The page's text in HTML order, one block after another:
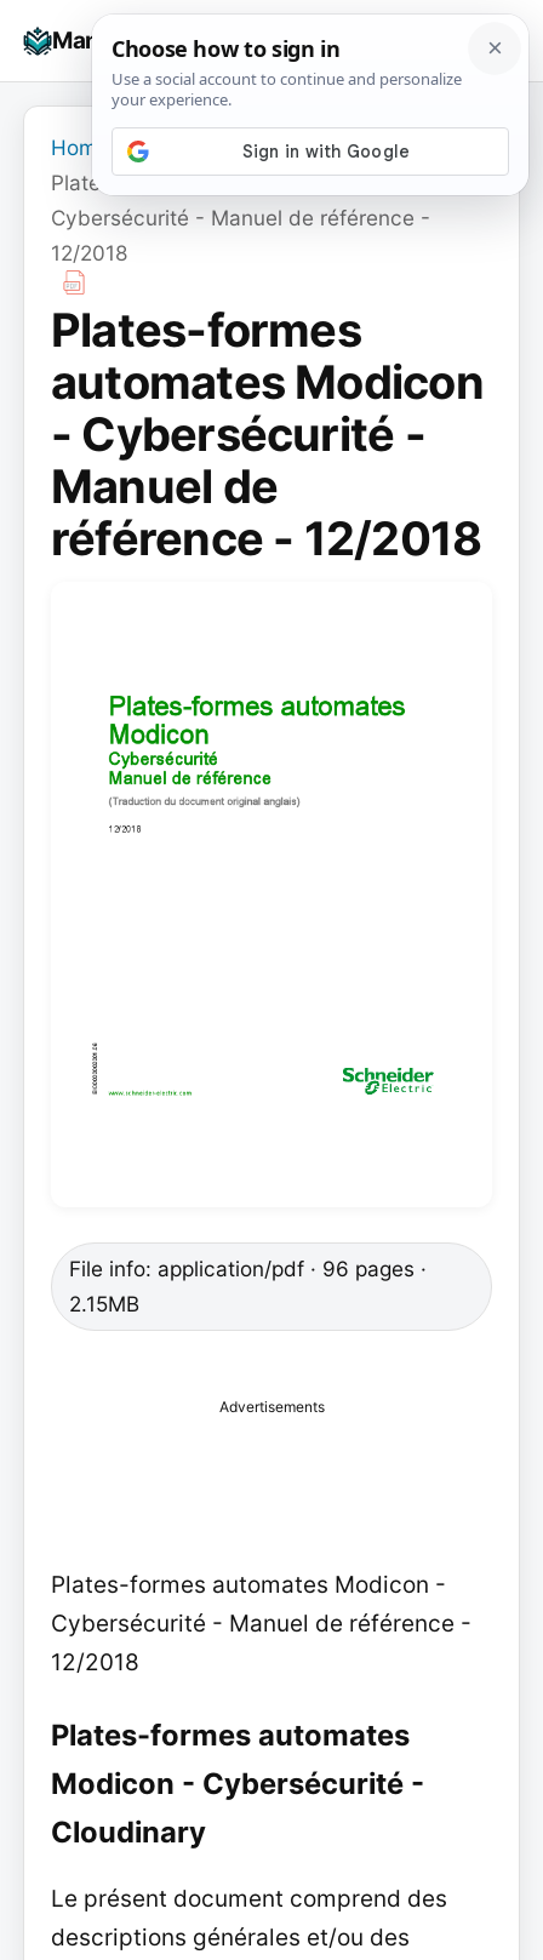
Manuals+
☰
Home
Plates-formes automates Modicon -
Cybersécurité - Manuel de référence -
12/2018
Plates-formes
automates Modicon
- Cybersécurité -
Manuel de
référence - 12/2018
File info: application/pdf · 96 pages ·
2.15MB
Advertisements
Plates-formes automates Modicon -
Cybersécurité - Manuel de référence -
12/2018
Plates-formes automates
Modicon - Cybersécurité -
Cloudinary
Le présent document comprend des
descriptions générales et/ou des